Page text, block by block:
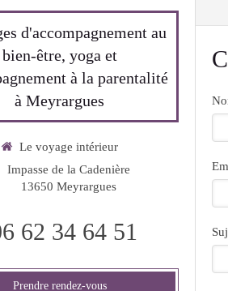
d'accompagnement au
bien-être, yoga et
à la parentalité
à Meyrargues
Le voyage intérieur
Impasse de la Cadenière
13650 Meyrargues
62 34 64 51
Prendre rendez-vous